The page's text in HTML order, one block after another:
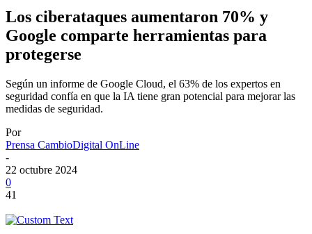
Los ciberataques aumentaron 70% y
Google comparte herramientas para
protegerse
Según un informe de Google Cloud, el 63% de los expertos en
seguridad confía en que la IA tiene gran potencial para mejorar las
medidas de seguridad.
Por
Prensa CambioDigital OnLine
-
22 octubre 2024
0
41